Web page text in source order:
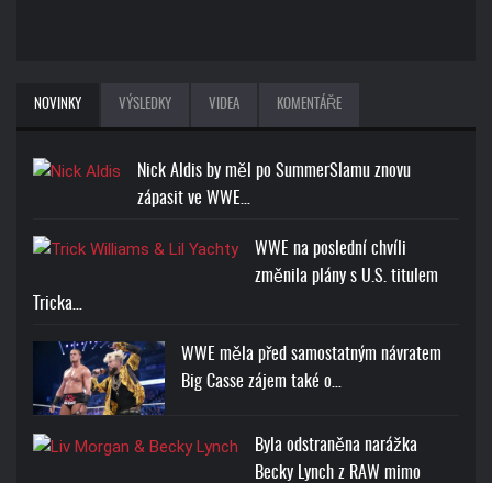
NOVINKY VÝSLEDKY VIDEA KOMENTÁŘE
Nick Aldis by měl po SummerSlamu znovu
zápasit ve WWE…
WWE na poslední chvíli
změnila plány s U.S. titulem
Tricka…
WWE měla před samostatným návratem
Big Casse zájem také o…
Byla odstraněna narážka
Becky Lynch z RAW mimo